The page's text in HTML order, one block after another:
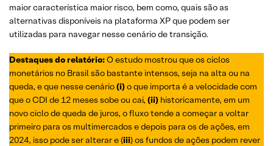
maior característica maior risco, bem como, quais são as
alternativas disponíveis na plataforma XP que podem ser
utilizadas para navegar nesse cenário de transição.
Destaquesdo relatório:O estudo mostrou que os ciclos
monetários no Brasil são bastante intensos, seja na alta ou na
queda, e que nesse cenário(i)o que importa é a velocidade com
que o CDI de 12 meses sobe ou cai, (ii) historicamente, em um
novo ciclo de queda de juros, o fluxo tende a começar a voltar
primeiro para os multimercados e depois para os de ações, em
2024, isso pode ser alterar e (iii) os fundos de ações podem rever